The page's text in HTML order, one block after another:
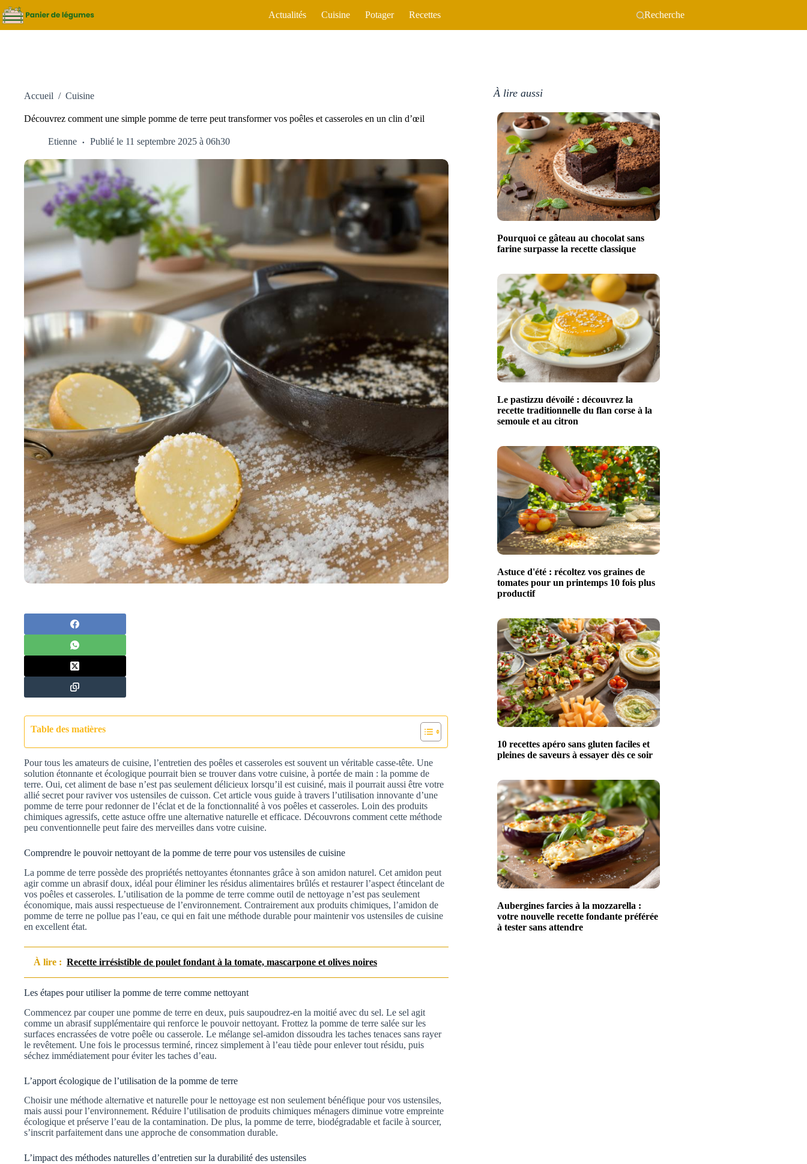
Passer
au
contenu
Actualités Cuisine Potager Recettes Recherche
Accueil / Cuisine
Découvrez comment une simple pomme de terre peut transformer vos poêles et casseroles en un clin d’œil
Etienne Publié le 11 septembre 2025 à 06h30
Table des matières
Pour tous les amateurs de cuisine, l’entretien des poêles et casseroles est souvent un véritable casse-tête. Une
solution étonnante et écologique pourrait bien se trouver dans votre cuisine, à portée de main : la pomme de
terre. Oui, cet aliment de base n’est pas seulement délicieux lorsqu’il est cuisiné, mais il pourrait aussi être votre
allié secret pour raviver vos ustensiles de cuisson. Cet article vous guide à travers l’utilisation innovante d’une
pomme de terre pour redonner de l’éclat et de la fonctionnalité à vos poêles et casseroles. Loin des produits
chimiques agressifs, cette astuce offre une alternative naturelle et efficace. Découvrons comment cette méthode
peu conventionnelle peut faire des merveilles dans votre cuisine.
Comprendre le pouvoir nettoyant de la pomme de terre pour vos ustensiles de cuisine
La pomme de terre possède des propriétés nettoyantes étonnantes grâce à son amidon naturel. Cet amidon peut
agir comme un abrasif doux, idéal pour éliminer les résidus alimentaires brûlés et restaurer l’aspect étincelant de
vos poêles et casseroles. L’utilisation de la pomme de terre comme outil de nettoyage n’est pas seulement
économique, mais aussi respectueuse de l’environnement. Contrairement aux produits chimiques, l’amidon de
pomme de terre ne pollue pas l’eau, ce qui en fait une méthode durable pour maintenir vos ustensiles de cuisine
en excellent état.
À lire : Recette irrésistible de poulet fondant à la tomate, mascarpone et olives noires
Les étapes pour utiliser la pomme de terre comme nettoyant
Commencez par couper une pomme de terre en deux, puis saupoudrez-en la moitié avec du sel. Le sel agit
comme un abrasif supplémentaire qui renforce le pouvoir nettoyant. Frottez la pomme de terre salée sur les
surfaces encrassées de votre poêle ou casserole. Le mélange sel-amidon dissoudra les taches tenaces sans rayer
le revêtement. Une fois le processus terminé, rincez simplement à l’eau tiède pour enlever tout résidu, puis
séchez immédiatement pour éviter les taches d’eau.
L’apport écologique de l’utilisation de la pomme de terre
Choisir une méthode alternative et naturelle pour le nettoyage est non seulement bénéfique pour vos ustensiles,
mais aussi pour l’environnement. Réduire l’utilisation de produits chimiques ménagers diminue votre empreinte
écologique et préserve l’eau de la contamination. De plus, la pomme de terre, biodégradable et facile à sourcer,
s’inscrit parfaitement dans une approche de consommation durable.
L’impact des méthodes naturelles d’entretien sur la durabilité des ustensiles
À lire aussi
Pourquoi ce gâteau au chocolat sans
farine surpasse la recette classique
Le pastizzu dévoilé : découvrez la
recette traditionnelle du flan corse à la
semoule et au citron
Astuce d'été : récoltez vos graines de
tomates pour un printemps 10 fois plus
productif
10 recettes apéro sans gluten faciles et
pleines de saveurs à essayer dès ce soir
Aubergines farcies à la mozzarella :
votre nouvelle recette fondante préférée
à tester sans attendre